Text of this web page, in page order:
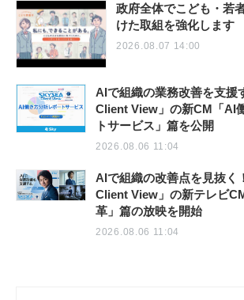
政府全体でこども・若
けた取組を強化します
2026.08.07 14:00
AIで組織の業務改善を支援
Client View」の新CM「AI
トサービス」篇を公開
2026.08.06 11:04
AIで組織の改善点を見抜く
Client View」の新テレビ
革」篇の放映を開始
2026.08.06 11:04